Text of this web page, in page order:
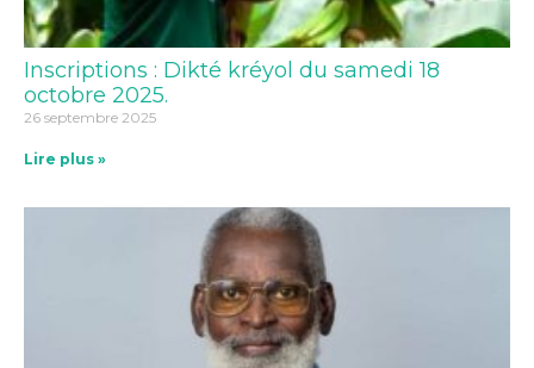
Inscriptions : Dikté kréyol du samedi 18
octobre 2025.
26 septembre 2025
Lire plus »